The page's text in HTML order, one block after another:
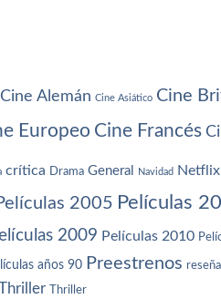
Cine Alemán Cine Asiático Cine
Europeo Cine Francés
crítica Drama General Navidad Netflix
2005 Películas
2009 Películas 2010
años 90 Preestrenos reseña
Thriller